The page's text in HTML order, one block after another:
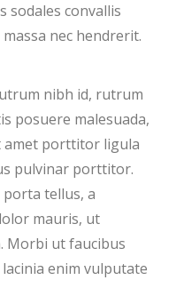
sodales convallis
nec hendrerit.
nibh id, rutrum
posuere malesuada,
amet porttitor ligula
pulvinar porttitor.
tellus, a
mauris, ut
Morbi ut faucibus
enim vulputate